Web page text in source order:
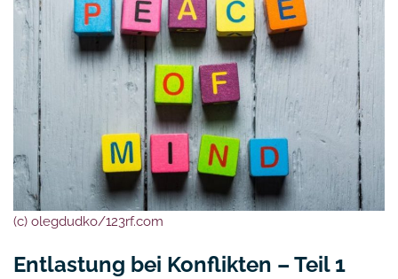
(c) olegdudko/123rf.com
Entlastung bei Konflikten – Teil 1